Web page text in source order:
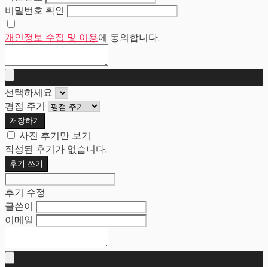
비밀번호 확인
개인정보 수집 및 이용에 동의합니다.
선택하세요
평점 주기
저장하기
사진 후기만 보기
작성된 후기가 없습니다.
후기 쓰기
후기 수정
글쓴이
이메일